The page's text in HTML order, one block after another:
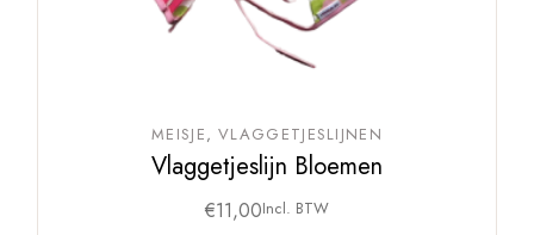
MEISJE VLAGGETJESLIJNEN
Vlaggetjeslijn Bloemen
€11,00Incl. BTW